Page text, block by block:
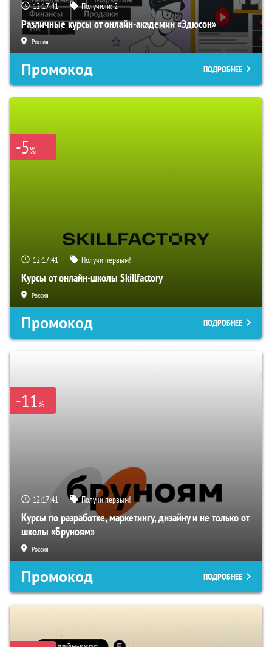
12:17:40 Получили:2
Различные курсы от онлайн-академии «Эдюсон»
Россия
Промокод ПОДРОБНЕЕ
-5%
12:17:40 Получи первым!
Курсы от онлайн-школы Skillfactory
Россия
Промокод ПОДРОБНЕЕ
-11%
12:17:40 Получи первым!
Курсы по разработке, маркетингу, дизайну и не только от
школы «Бруноям»
Россия
Промокод ПОДРОБНЕЕ